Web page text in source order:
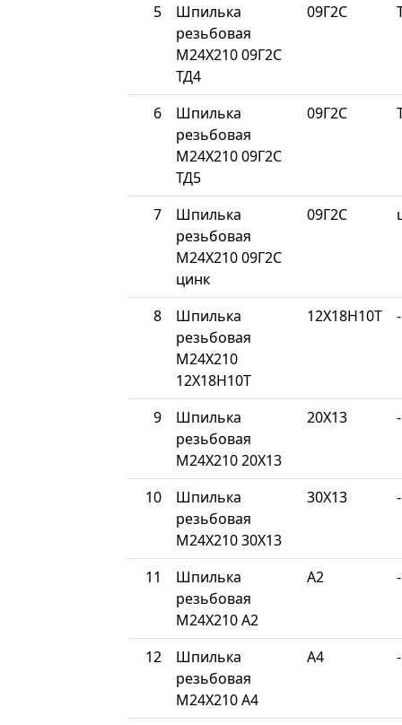
5
Шпилька
резьбовая
М24Х210 09Г2С
ТД4
09Г2С
6
Шпилька
резьбовая
М24Х210 09Г2С
ТД5
09Г2С
7
Шпилька
резьбовая
М24Х210 09Г2С
цинк
09Г2С
8
Шпилька
резьбовая
М24Х210
12Х18Н10Т
12Х18Н10Т -
9
Шпилька
резьбовая
М24Х210 20Х13
20Х13 -
10
Шпилька
резьбовая
М24Х210 30Х13
30Х13 -
11
Шпилька
резьбовая
М24Х210 A2
A2 -
12
Шпилька
резьбовая
М24Х210 A4
A4 -